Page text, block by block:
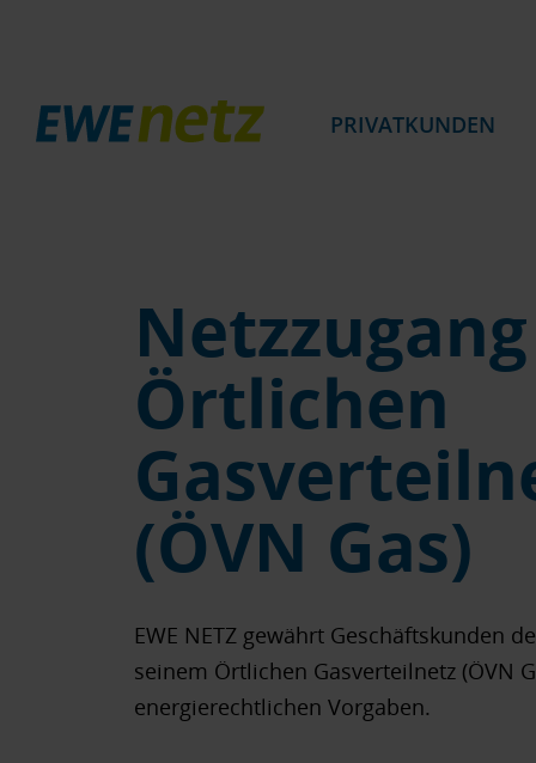
PRIVATKUNDEN
Örtlichen
(ÖVN Gas)
EWE NETZ gewährt Geschäftskunden
seinem Örtlichen Gasverteilnetz (ÖVN
energierechtlichen Vorgaben.